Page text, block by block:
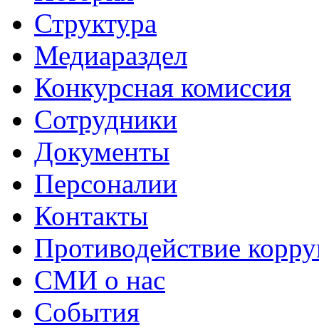
Структура
Медиараздел
Конкурсная комиссия
Сотрудники
Документы
Персоналии
Контакты
Противодействие
СМИ о нас
События